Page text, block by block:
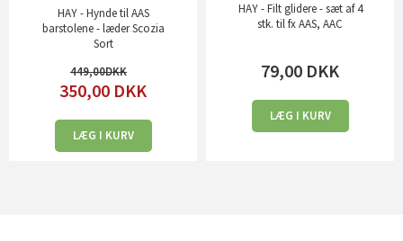
HAY - Hynde til AAS
barstolene - læder Scozia
Sort
449,00
350,00 DKK
LÆG I KURV
HAY - Filt glidere - sæt af 4
stk. til fx AAS, AAC
79,00 DKK
LÆG I KURV